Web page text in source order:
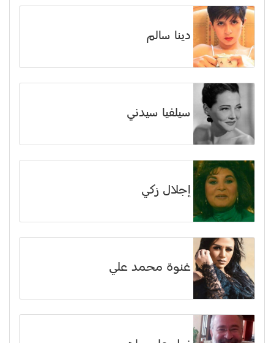
دينا سالم
سيلفيا سيدني
إجلال زكي
غنوة محمد علي